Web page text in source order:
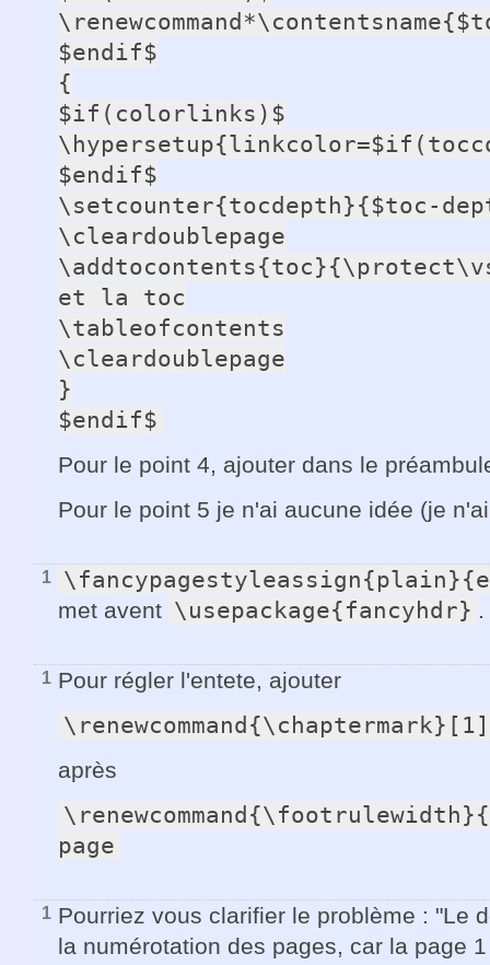
$endif$
{
$if(colorlinks)$
$endif$
\setcounter{tocdepth}{$toc-
\cleardoublepage
et la toc
\tableofcontents
\cleardoublepage
}
$endif$
Pour le point 4, ajouter dans le
Pour le point 5 je n'ai aucune idée (je
1
met avent \usepackage{fancyhdr} .
1 Pour régler l'entete, ajouter
après
page
1 Pourriez vous clarifier le problème : "Le
la numérotation des pages, car la page